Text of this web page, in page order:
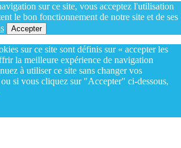
sur ce site, vous acceptez l'utilisation
le bon fonctionnement de notre site et de ses
Accepter
sur ce site sont définis sur « accepter les
la meilleure expérience de navigation
à utiliser ce site sans changer vos
si vous cliquez sur "Accepter" ci-dessous,